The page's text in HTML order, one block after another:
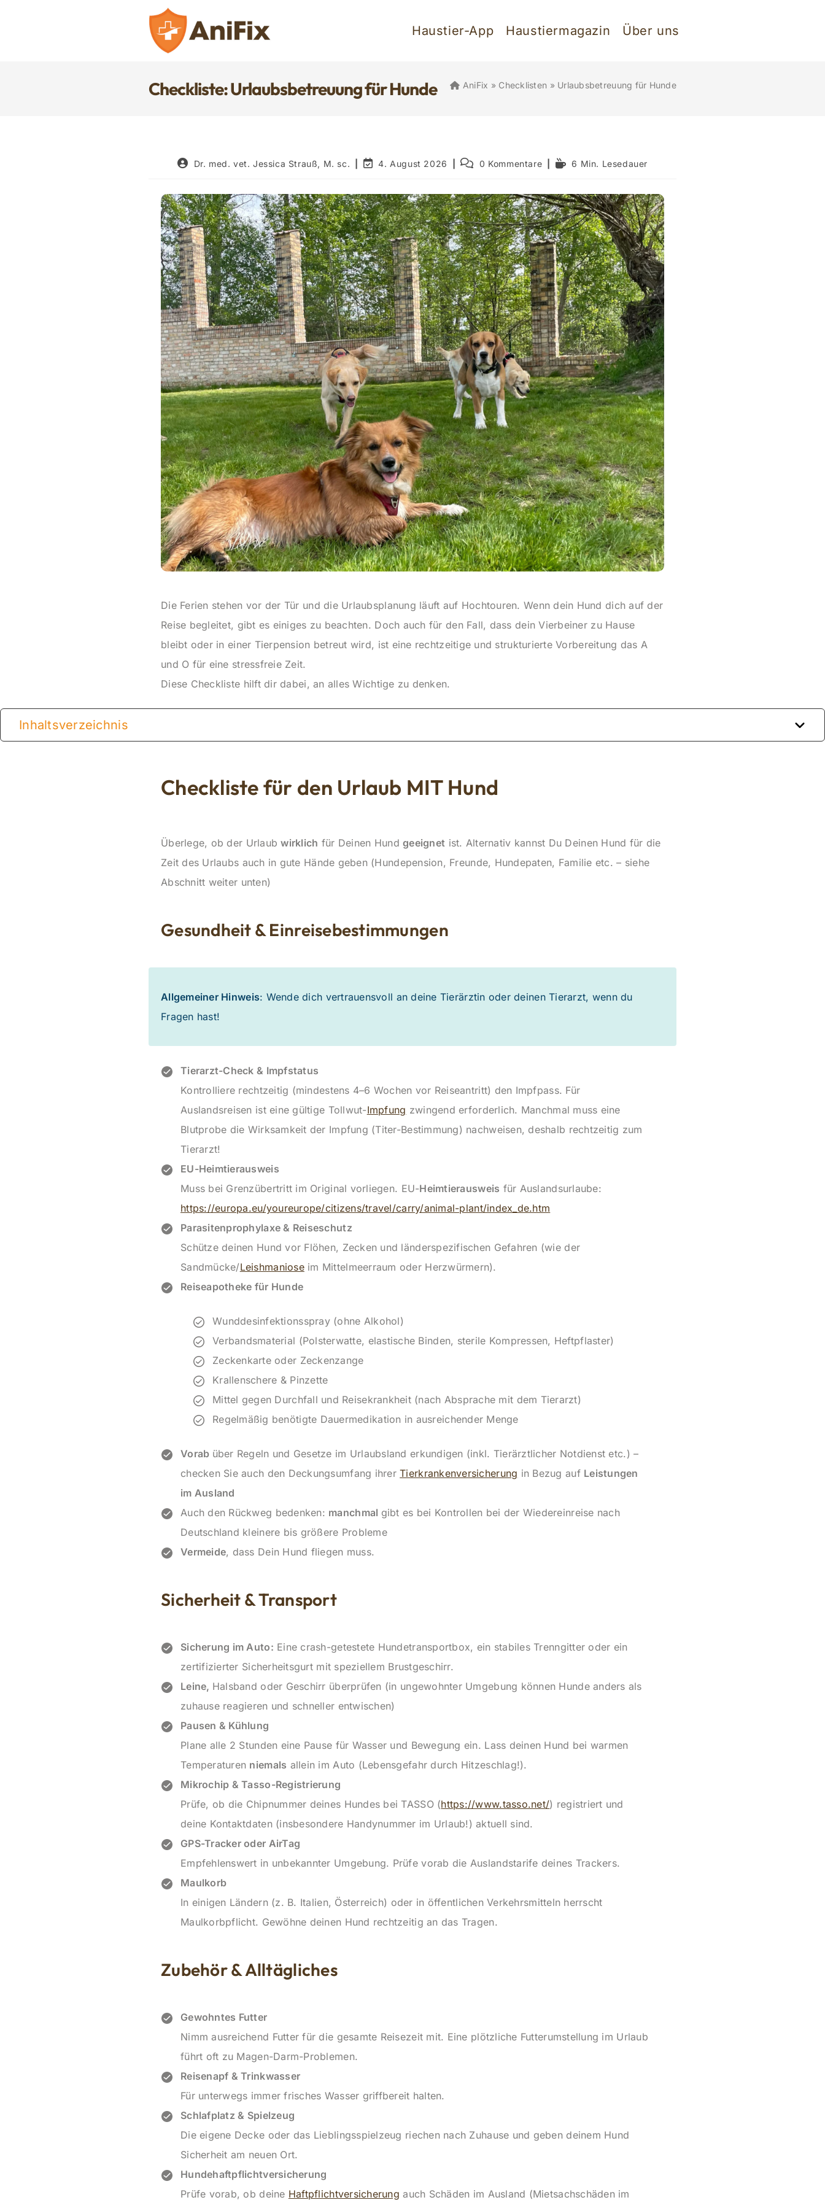
Haustier-App Haustiermagazin Über uns
Checkliste: Urlaubsbetreuung für Hunde AniFix » Checklisten » Urlaubsbetreuung für Hunde
Beitrags-
Dr. med. vet. Jessica Strauß, M. sc.
Beitrag
am:
4. August 2026
Beitrags-0 Kommentare Lesedauer:
6 Min. Lesedauer
Die Ferien stehen vor der Tür und die Urlaubsplanung läuft auf Hochtouren. Wenn dein Hund dich auf der
Reise begleitet, gibt es einiges zu beachten. Doch auch für den Fall, dass dein Vierbeiner zu Hause
bleibt oder in einer Tierpension betreut wird, ist eine rechtzeitige und strukturierte Vorbereitung das A
und O für eine stressfreie Zeit.
Diese Checkliste hilft dir dabei, an alles Wichtige zu denken.
Inhaltsverzeichnis
Checkliste für den Urlaub MIT Hund
Überlege, ob der Urlaubwirklich für Deinen Hundgeeignet ist. Alternativ kannst Du Deinen Hund für die
Zeit des Urlaubs auch in gute Hände geben (Hundepension, Freunde, Hundepaten, Familie etc. – siehe
Abschnitt weiter unten)
Gesundheit & Einreisebestimmungen
Allgemeiner Hinweis: Wende dich vertrauensvoll an deine Tierärztin oder deinen Tierarzt, wenn du
Fragen hast!
Tierarzt-Check & Impfstatus
Kontrolliere rechtzeitig (mindestens 4–6 Wochen vor Reiseantritt) den Impfpass. Für
Auslandsreisen ist eine gültige Tollwut-Impfung zwingend erforderlich. Manchmal muss eine
Blutprobe die Wirksamkeit der Impfung (Titer-Bestimmung) nachweisen, deshalb rechtzeitig zum
Tierarzt!
EU-Heimtierausweis
Muss bei Grenzübertritt im Original vorliegen. EU-Heimtierausweis für Auslandsurlaube:
https://europa.eu/youreurope/citizens/travel/carry/animal-plant/index_de.htm
Parasitenprophylaxe & Reiseschutz
Schütze deinen Hund vor Flöhen, Zecken und länderspezifischen Gefahren (wie der
Sandmücke/Leishmanioseim Mittelmeerraum oder Herzwürmern).
Reiseapotheke für Hunde
Wunddesinfektionsspray (ohne Alkohol)
Verbandsmaterial (Polsterwatte, elastische Binden, sterile Kompressen, Heftpflaster)
Zeckenkarte oder Zeckenzange
Krallenschere & Pinzette
Mittel gegen Durchfall und Reisekrankheit (nach Absprache mit dem Tierarzt)
Regelmäßig benötigte Dauermedikation in ausreichender Menge
Vorab über Regeln und Gesetze im Urlaubsland erkundigen (inkl. Tierärztlicher Notdienst etc.) –
checken Sie auch den Deckungsumfang ihrerTierkrankenversicherung in Bezug auf Leistungen
im Ausland
Auch den Rückweg bedenken: manchmal gibt es bei Kontrollen bei der Wiedereinreise nach
Deutschland kleinere bis größere Probleme
Vermeide, dass Dein Hund fliegen muss.
Sicherheit & Transport
Sicherung im Auto: Eine crash-getestete Hundetransportbox, ein stabiles Trenngitter oder ein
zertifizierter Sicherheitsgurt mit speziellem Brustgeschirr.
Leine, Halsband oder Geschirr überprüfen (in ungewohnter Umgebung können Hunde anders als
zuhause reagieren und schneller entwischen)
Pausen & Kühlung
Plane alle 2 Stunden eine Pause für Wasser und Bewegung ein. Lass deinen Hund bei warmen
Temperaturen niemals allein im Auto (Lebensgefahr durch Hitzeschlag!).
Mikrochip & Tasso-Registrierung
Prüfe, ob die Chipnummer deines Hundes bei TASSO (https://www.tasso.net/) registriert und
deine Kontaktdaten (insbesondere Handynummer im Urlaub!) aktuell sind.
GPS-Tracker oder AirTag
Empfehlenswert in unbekannter Umgebung. Prüfe vorab die Auslandstarife deines Trackers.
Maulkorb
In einigen Ländern (z. B. Italien, Österreich) oder in öffentlichen Verkehrsmitteln herrscht
Maulkorbpflicht. Gewöhne deinen Hund rechtzeitig an das Tragen.
Zubehör & Alltägliches
Gewohntes Futter
Nimm ausreichend Futter für die gesamte Reisezeit mit. Eine plötzliche Futterumstellung im Urlaub
führt oft zu Magen-Darm-Problemen.
Reisenapf & Trinkwasser
Für unterwegs immer frisches Wasser griffbereit halten.
Schlafplatz & Spielzeug
Die eigene Decke oder das Lieblingsspielzeug riechen nach Zuhause und geben deinem Hund
Sicherheit am neuen Ort.
Hundehaftpflichtversicherung
Prüfe vorab, ob deine Haftpflichtversicherung auch Schäden im Ausland (Mietsachschäden im